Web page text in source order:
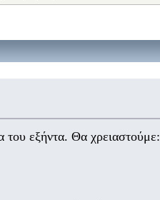
του εξήντα. Θα χρειαστούμε: